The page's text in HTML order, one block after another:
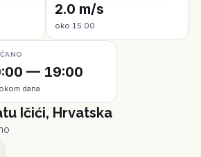
2.0 m/s
oko 15:00
— 19:00
dana
Ičići, Hrvatska